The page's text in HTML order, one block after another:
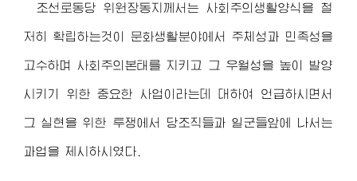
조선로동당 위원장동지 께서는 사회주의생활양식을 철
저히 확립하는것이 문화생활분야에서 주체성과 민족성을
고수하며 사회주의본태를 지키고 그 우월성을 높이 발양
시키기 위한 중요한 사업이라는데 대하여 언급하시면서
그 실현을 위한 투쟁에서 당조직들과 일군들앞에 나서는
과업을 제시하시였다.